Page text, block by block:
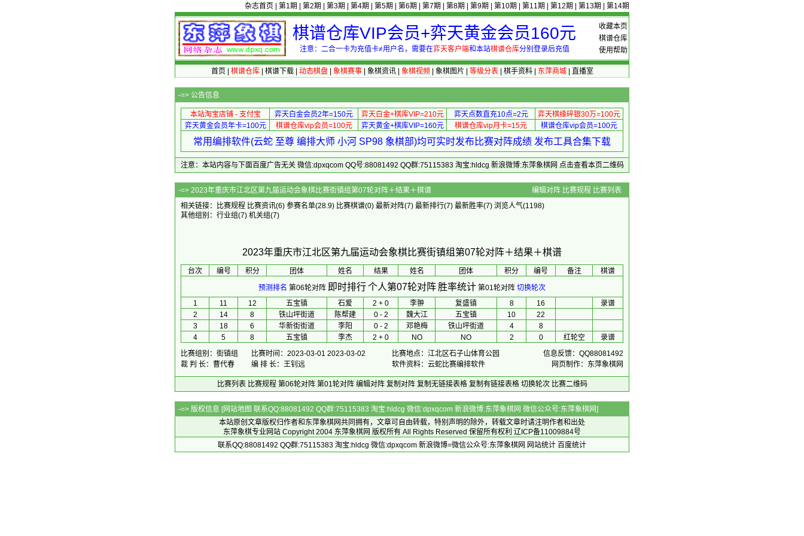
杂志首页 第1期 第2期 第3期 第4期 第5期 第6期 第7期 第8期 第9期 第10期 第11期 第12期 第13期 第14期
收藏本页
棋谱仓库
使用帮助
棋谱仓库VIP会员+弈天黄金会员160元
注意：二合一卡为充值卡≠用户名，需要在弈天客户端和本站棋谱仓库分别登录后充值
首页 棋谱仓库| 棋谱下载| 动态棋盘| 象棋赛事| 象棋资讯| 象棋视频 象棋图片 等级分表| 棋手资料| 东萍商城| 直播室
-=> 公告信息
本站淘宝店铺 - 支付宝 弈天白金会员2年=150元 弈天白金+棋库VIP=210元 弈天点数直充10点=2元
弈天棋缘碎银30万=100元
弈天黄金会员年卡=100元
棋谱仓库vip会员=100元 弈天黄金+棋库VIP=160元 棋谱仓库vip月卡=15元 棋谱仓库vip会员=100元
常用编排软件(云蛇 至尊 编排大师 小河 SP98 象棋部)均可实时发布比赛对阵成绩 发布工具合集下载
注意：本站内容与下面百度广告无关 微信:dpxqcom QQ号:88081492 QQ群:75115383 淘宝:hldcg 新浪微博:东萍象棋网 点击查看本页二维码
-=> 2023年重庆市江北区第九届运动会象棋比赛街镇组第07轮对阵＋结果＋棋谱 编辑对阵 比赛规程 比赛列表
相关链接：
比赛规程 比赛资讯(6) 参赛名单(28.9) 比赛棋谱(0) 最新对阵(7) 最新排行(7) 最新胜率(7) 浏览人气(1198)
其他组别： 行业组(7) 机关组(7)
2023年重庆市江北区第九届运动会象棋比赛街镇组第07轮对阵＋结果＋棋谱
台次 编号 积分 团体 姓名 结果 姓名 团体 积分 编号 备注
棋谱
预测排名 第06轮对阵 即时排行个人第07轮对阵 胜率统计 第01轮对阵 切换轮次
1
11 12 五宝镇 石爱 2 + 0 李翀 复盛镇 8 16
录谱
2
14 8 铁山坪街道 陈帮建 0 - 2 魏大江 五宝镇 10
22
3
18 6 华新街街道 李阳 0 - 2 邓艳梅 铁山坪街道 4
8
4
5 8 五宝镇 李杰 2 + 0 NO NO 2 0 红轮空
录谱
比赛组别：街镇组
比赛时间：2023-03-01 2023-03-02 比赛地点：江北区石子山体育公园
信息反馈：QQ88081492
裁 判 长：曹代春
编 排 长：王钊远 软件资料：云蛇比赛编排软件 网页制作：东萍象棋网
比赛列表 比赛规程 第06轮对阵 第01轮对阵 编辑对阵 复制对阵 复制无链接表格 复制有链接表格 切换轮次 比赛二维码
-=> 版权信息 [网站地图 联系QQ:88081492 QQ群:75115383 淘宝:hldcg 微信:dpxqcom 新浪微博:东萍象棋网 微信公众号:东萍象棋网]
本站原创文章版权归作者和 东萍象棋网共同拥有，文章可自由转载，特别声明的除外，转载文章时请注明作者和出处
东萍象棋专业网站 Copyright 2004 东萍象棋网 版权所有 All Rights Reserved 保留所有权利 辽ICP备11009884号
联系QQ:88081492 QQ群:75115383 淘宝:hldcg 微信:dpxqcom 新浪微博=微信公众号:东萍象棋网 网站统计 百度统计